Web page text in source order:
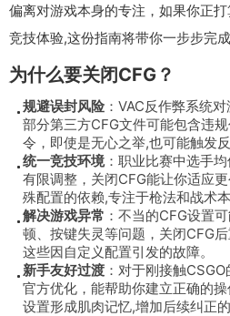
偏离对游戏本身的专注，如果你正
竞技体验,这份指南将带你一步步完成
为什么要关闭CFG？
规避误封风险 ：VAC反作弊系统
部分第三方CFG文件可能包含违
令，即使是无心之举,也可能触发
统一竞技环境：职业比赛中选手
有限调整，关闭CFG能让你适应
殊配置的依赖,专注于枪法和战术本
解决游戏异常 ：不当的CFG设置
顿、按键失灵等问题，关闭CFG
这些因自定义配置引发的故障。
新手友好过渡 ：对于刚接触
官方优化，能帮助你建立正确的
设置形成肌肉记忆,增加后续纠正的